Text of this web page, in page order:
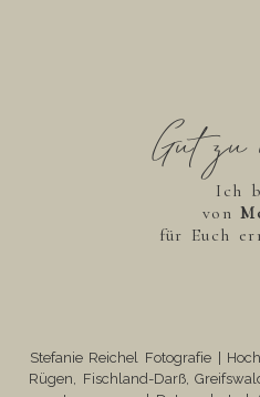
Gut zu
Ich
von
für Euch
Stefanie Reichel Fotografie |
Rügen, Fischland-Darß,